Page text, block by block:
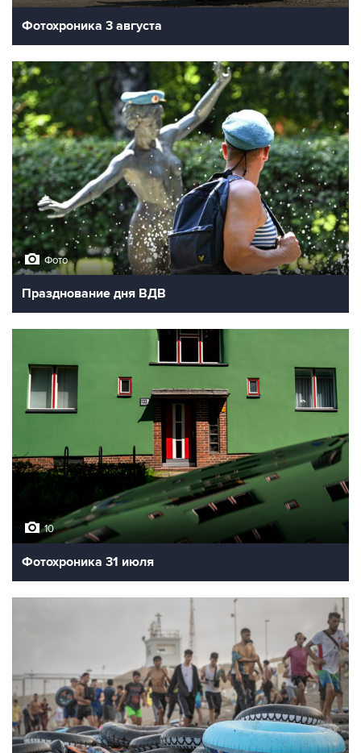
Фотохроника 3 августа
Фото
Празднование дня ВДВ
10
Фотохроника 31 июля